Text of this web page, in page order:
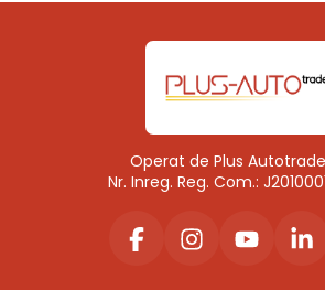
Operat de Plus Autotrade
Nr. Inreg. Reg. Com.: